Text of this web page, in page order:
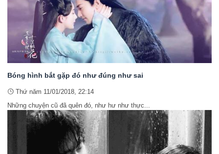
Bóng hình bắt gặp đó như đúng như sai
Thứ năm 11/01/2018, 22:14
Những chuyện cũ đã quên đó, như hư như thực...